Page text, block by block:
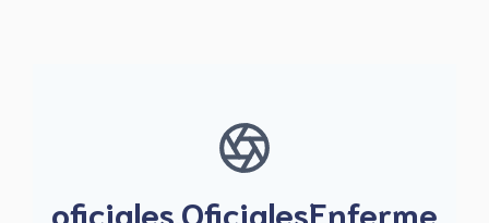
oficiales,OficialesEnferme